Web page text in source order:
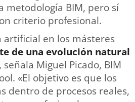
metodología BIM, pero sí
criterio profesional.
artificial en los másteres
de una evolución natural
señala Miguel Picado, BIM
«El objetivo es que los
dentro de procesos reales,